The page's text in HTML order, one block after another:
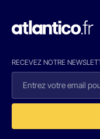
RECEVEZ NOTRE